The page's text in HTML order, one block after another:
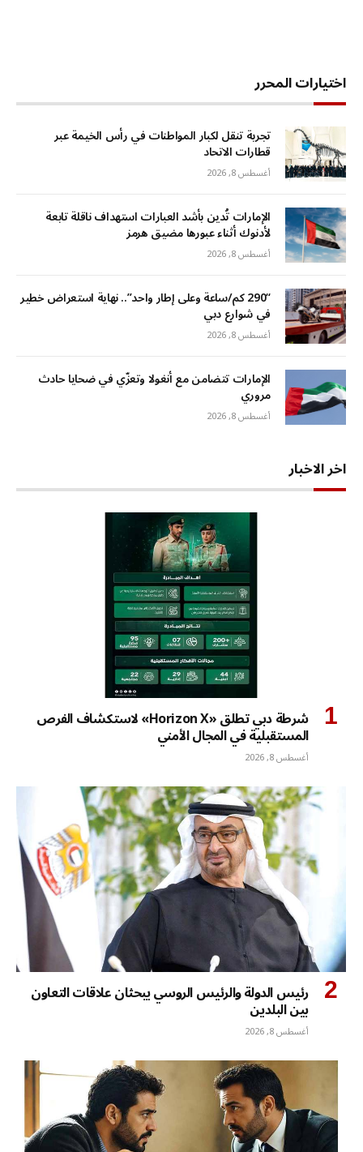
اختيارات المحرر
تجربة تنقل لكبار المواطنات في رأس الخيمة عبر
قطارات الاتحاد
أغسطس 8, 2026
الإمارات تُدين بأشد العبارات استهداف ناقلة تابعة
لأدنوك أثناء عبورها مضيق هرمز
أغسطس 8, 2026
“290 كم/ساعة وعلى إطار واحد”.. نهاية استعراض خطير
في شوارع دبي
أغسطس 8, 2026
الإمارات تتضامن مع أنغولا وتعزّي في ضحايا حادث
مروري
أغسطس 8, 2026
اخر الاخبار
شرطة دبي تطلق «Horizon X» لاستكشاف الفرص
المستقبلية في المجال الأمني
أغسطس 8, 2026
رئيس الدولة والرئيس الروسي يبحثان علاقات التعاون
بين البلدين
أغسطس 8, 2026